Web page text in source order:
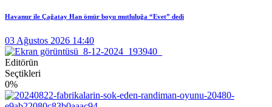
Havanur ile Çağatay Han ömür boyu mutluluğa “Evet” dedi
03 Ağustos 2026 14:40
Editörün
Seçtikleri
0%